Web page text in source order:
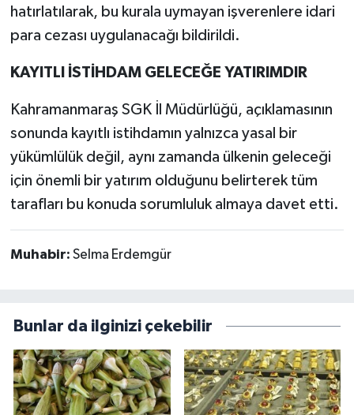
hatırlatılarak, bu kurala uymayan işverenlere idari
para cezası uygulanacağı bildirildi.
KAYITLI İSTİHDAM GELECEĞE YATIRIMDIR
Kahramanmaraş SGK İl Müdürlüğü, açıklamasının
sonunda kayıtlı istihdamın yalnızca yasal bir
yükümlülük değil, aynı zamanda ülkenin geleceği
için önemli bir yatırım olduğunu belirterek tüm
tarafları bu konuda sorumluluk almaya davet etti.
Muhabir: Selma Erdemgür
Bunlar da ilginizi çekebilir